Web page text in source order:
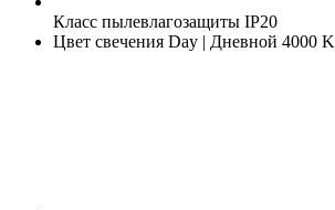
Класс пылевлагозащиты IP20
Цвет свечения Day | Дневной 4000 K